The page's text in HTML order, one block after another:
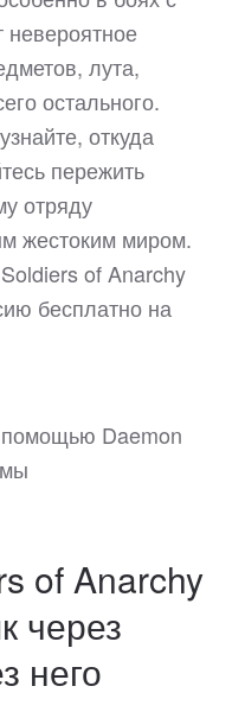
лута,
остального.
откуда
пережить
отряду
жестоким миром.
of Anarchy
бесплатно на
помощью Daemon
of Anarchy
через
него